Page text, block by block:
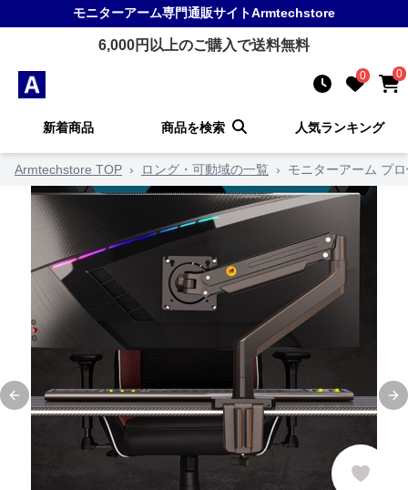
モニターアーム専門通販サイトArmtechstore
6,000円以上のご購入で送料無料
0 0
新着商品 商品を検索 人気ランキング
Armtechstore TOP › ロング・可動域の一覧 › モニターアーム プ
Previous slide